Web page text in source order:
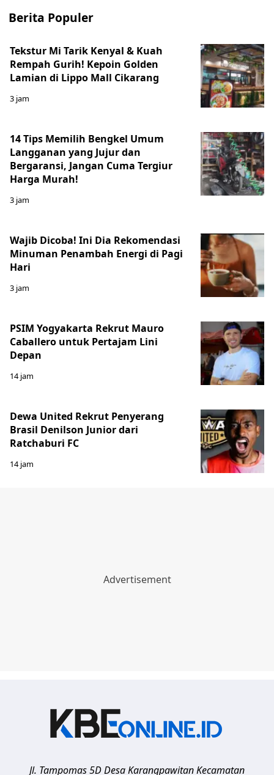
Berita Populer
Tekstur Mi Tarik Kenyal & Kuah
Rempah Gurih! Kepoin Golden
Lamian di Lippo Mall Cikarang
3 jam
14 Tips Memilih Bengkel Umum
Langganan yang Jujur dan
Bergaransi, Jangan Cuma Tergiur
Harga Murah!
3 jam
Wajib Dicoba! Ini Dia Rekomendasi
Minuman Penambah Energi di Pagi
Hari
3 jam
PSIM Yogyakarta Rekrut Mauro
Caballero untuk Pertajam Lini
Depan
14 jam
Dewa United Rekrut Penyerang
Brasil Denilson Junior dari
Ratchaburi FC
14 jam
Jl. Tampomas 5D Desa Karangpawitan Kecamatan